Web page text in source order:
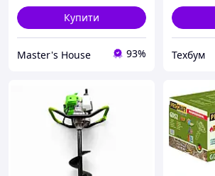
Купити
Master's House 93% Техбум